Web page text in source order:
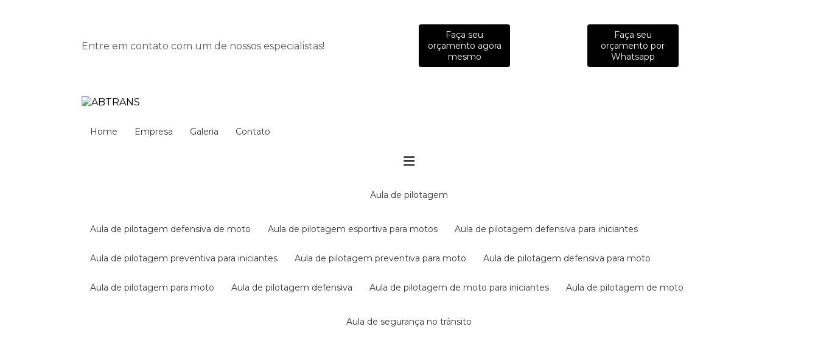
Entre em contato com um de nossos especialistas!
Faça seu
orçamento agora
mesmo
Faça seu
orçamento por
Whatsapp
Home Empresa Galeria Contato
aula de pilotagem
aula de pilotagem defensiva de moto aula de pilotagem esportiva para motos aula de pilotagem defensiva para iniciantes
aula de pilotagem preventiva para iniciantes aula de pilotagem preventiva para moto aula de pilotagem defensiva para moto
aula de pilotagem para moto aula de pilotagem defensiva aula de pilotagem de moto para iniciantes aula de pilotagem de moto
aula de segurança no trânsito